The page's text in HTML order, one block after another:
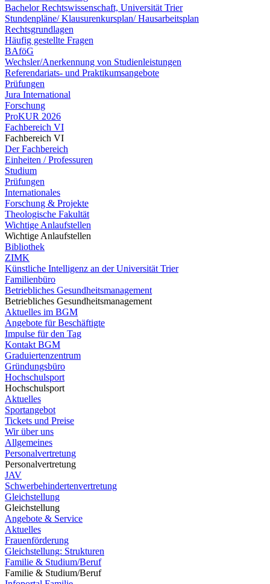
Bachelor Rechtswissenschaft, Universität Trier
Stundenpläne/ Klausurenkursplan/ Hausarbeitsplan
Rechtsgrundlagen
Häufig gestellte Fragen
BAföG
Wechsler/Anerkennung von Studienleistungen
Referendariats- und Praktikumsangebote
Prüfungen
Jura International
Forschung
ProKUR 2026
Fachbereich VI
Fachbereich VI
Der Fachbereich
Einheiten / Professuren
Studium
Prüfungen
Internationales
Forschung & Projekte
Theologische Fakultät
Wichtige Anlaufstellen
Wichtige Anlaufstellen
Bibliothek
ZIMK
Künstliche Intelligenz an der Universität Trier
Familienbüro
Betriebliches Gesundheitsmanagement
Betriebliches Gesundheitsmanagement
Aktuelles im BGM
Angebote für Beschäftigte
Impulse für den Tag
Kontakt BGM
Graduiertenzentrum
Gründungsbüro
Hochschulsport
Hochschulsport
Aktuelles
Sportangebot
Tickets und Preise
Wir über uns
Allgemeines
Personalvertretung
Personalvertretung
JAV
Schwerbehindertenvertretung
Gleichstellung
Gleichstellung
Angebote & Service
Aktuelles
Frauenförderung
Gleichstellung: Strukturen
Familie & Studium/Beruf
Familie & Studium/Beruf